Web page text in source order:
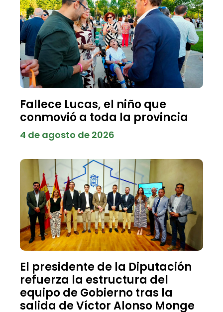
Fallece Lucas, el niño que
conmovió a toda la provincia
4 de agosto de 2026
El presidente de la Diputación
refuerza la estructura del
equipo de Gobierno tras la
salida de Víctor Alonso Monge